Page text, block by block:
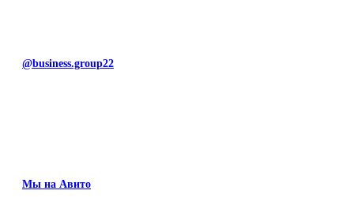
@business.group22
Мы на Авито